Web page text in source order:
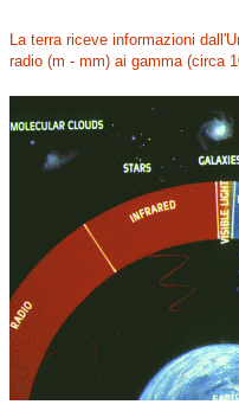
La terra riceve informazioni
radio (m - mm) ai gamma (circa